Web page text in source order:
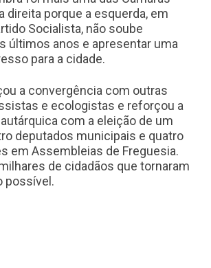
direita porque a esquerda, em
Socialista, não soube
últimos anos e apresentar uma
para a cidade.
a convergência com outras
e ecologistas e reforçou a
com a eleição de um
deputados municipais e quatro
em Assembleias de Freguesia.
de cidadãos que tornaram
possível.